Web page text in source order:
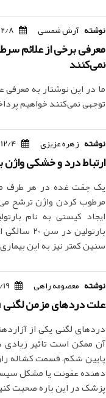
نوشته آرش شمسی 8
معرفی برخی از علائم
نمی‌کنند
ما در این نوشتار به
توجهی نمی‌کنند خواهیم
نوشته زهره عزیزی 4
ارتباط درد و خشکی
یک جفت غده در هر طرف
مرطوب کردن واژن ترشح
ایجاد کیستی به نام
سنین کمتر نیز به این
نوشته معصومه راهی
علت دردهای مزمن لگنی Pelvic Pain در خانم‌ها چیست؟
دردهای لگنی یکی از
آن ممکن است تاثیر
پایین شکم، قسمت کشاله
دهنده عفونت یا مشکل
پزشک در این باره صحبت